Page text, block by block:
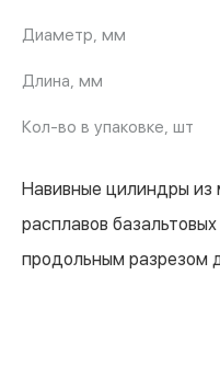
Диаметр, мм
Длина, мм
Кол-во в упаковке, шт
Навивные цилиндры из
расплавов
продольным разрезом